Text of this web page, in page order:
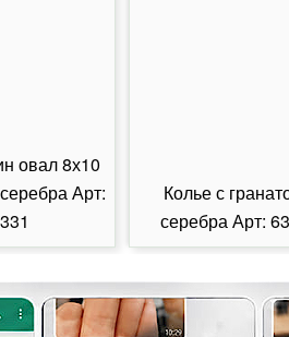
овал 8х10
Арт:
Колье с
серебра Арт: